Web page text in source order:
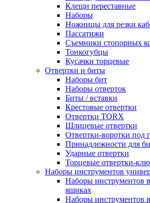
Клещи переставные
Наборы
Ножницы для резки
Пассатижи
Съемники стопорных
Тонкогубцы
Кусачки торцевые
Отвертки и биты
Наборы бит
Наборы отверток
Биты / вставки
Крестовые отвертки
Отвертки TORX
Шлицевые отвертки
Отвертки-воротки под
Принадлежности для
Ударные отвертки
Торцевые отвертки-
Наборы инструментов
Наборы инструментов
ящиках
Наборы инструментов